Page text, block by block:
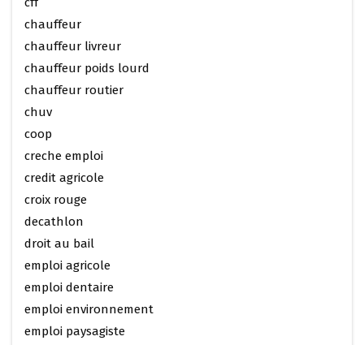
chauffeur
chauffeur livreur
chauffeur poids lourd
chauffeur routier
chuv
coop
creche emploi
credit agricole
croix rouge
decathlon
droit au bail
emploi agricole
emploi dentaire
emploi environnement
emploi paysagiste